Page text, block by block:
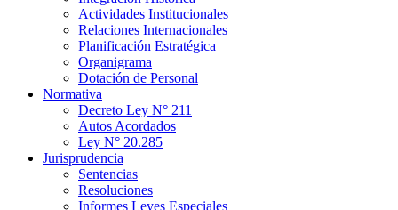
Actividades Institucionales
Relaciones Internacionales
Planificación Estratégica
Organigrama
Dotación de Personal
Normativa
Decreto Ley N° 211
Autos Acordados
Ley N° 20.285
Jurisprudencia
Sentencias
Resoluciones
Informes Leyes Especiales